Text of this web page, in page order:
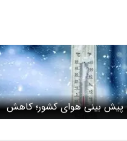
پیش بینی هوای کشور؛ کاهش
محسوس دما و یخبندان شبانه